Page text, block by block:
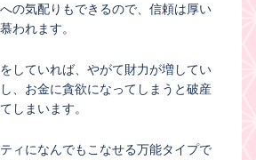
の気配りもできるので、信頼は厚い
われます。
していれば、やがて財力が増してい
、お金に貪欲になってしまうと破産
しまいます。
ィになんでもこなせる万能タイプで